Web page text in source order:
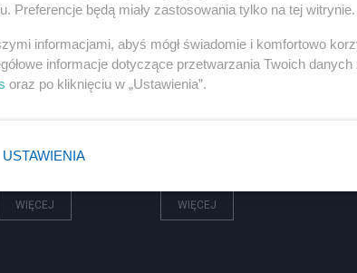
WIĘCEJ
Biznes
Pieniądze
WIĘCEJ
Preferencje będą miały zastosowania tylko na tej witrynie.
informacjami, abyś mógł świadomie i komfortowo
informacje dotyczące przetwarzania Twoich
oraz po kliknięciu w „Ustawienia”.
USTAWIENIA